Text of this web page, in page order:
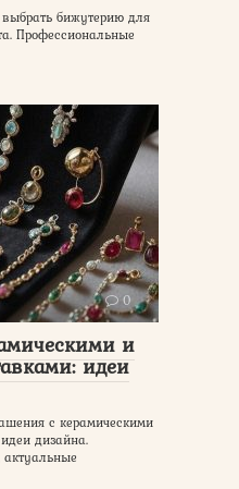
бижутерию для
Профессиональные
0
и
идеи
с керамическими
дизайна.